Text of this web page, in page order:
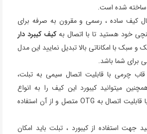
شده است.
کیف ساده ، رسمی و مقرون‌ به‌ صرفه برای
کیف کیبرد دار
سبک با امکاناتی بالا تبدیل نمایید این مدل
برای شما باشد.
چرمی با قابلیت اتصال سیمی به تبلت،
میتوانید کیبورد این کیف را به انواع
گوشی های هوشمند با قابلیت اتصال به OTG متصل و از آن استفاده
جهت استفاده از کیبورد ، تبلت باید امکان